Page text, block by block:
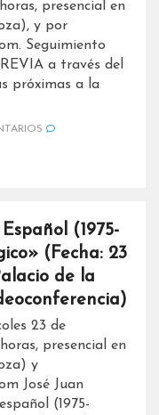
presencial en
y por
Seguimiento
a través del
próximas a la
(1975-
(Fecha: 23
de la
23 de
presencial en
y
José Juan
(1975-